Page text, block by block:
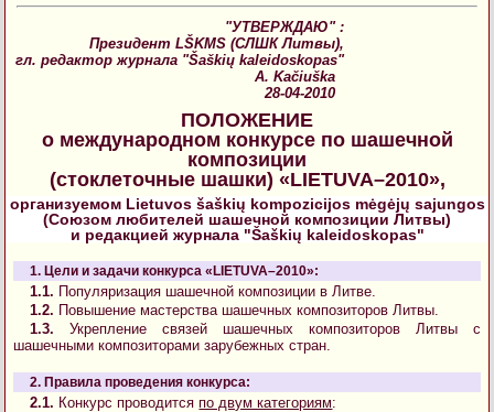
"УТВЕРЖДАЮ" :
Президент LŠKMS (СЛШК Литвы),
гл. редактор журнала "Šaškių kaleidoskopas"
A. Kačiuška
28-04-2010
ПОЛОЖЕНИЕ
о международном конкурсе по шашечной
композиции
(стоклеточные шашки) «LIETUVA–2010»,
организуемом Lietuvos šaškių kompozicijos mėgėjų sajungos
(Союзом любителей шашечной композиции Литвы)
и редакцией журнала "Šaškių kaleidoskopas"
1. Цели и задачи конкурса «LIETUVA–2010»:
1.1. Популяризация шашечной композиции в Литве.
1.2. Повышение мастерства шашечных композиторов Литвы.
1.3. Укрепление связей шашечных композиторов Литвы с
шашечными композиторами зарубежных стран.
2. Правила проведения конкурса:
2.1. Конкурс проводитсяпо двум категориям: